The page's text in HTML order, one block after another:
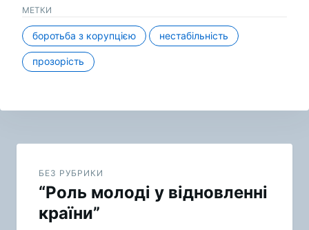
МЕТКИ
боротьба з корупцією нестабільність
прозорість
Навигация
записям
БЕЗ РУБРИКИ
“Роль молоді у відновленні
країни”